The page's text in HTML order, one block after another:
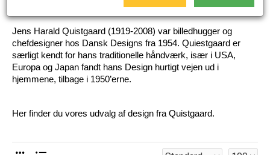
Jens Harald Quistgaard (1919-2008) var billedhugger og
chefdesigner hos Dansk Designs fra 1954. Quiestgaard er
særligt kendt for hans traditionelle håndværk, især i USA,
Europa og Japan fandt hans Design hurtigt vejen ud i
hjemmene, tilbage i 1950’erne.
Her finder du vores udvalg af design fra Quistgaard.